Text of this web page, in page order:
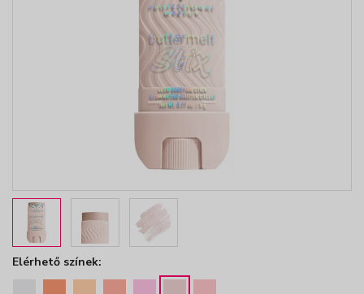
Elérhető színek: